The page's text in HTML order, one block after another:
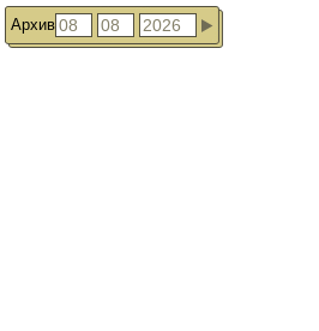
Архив